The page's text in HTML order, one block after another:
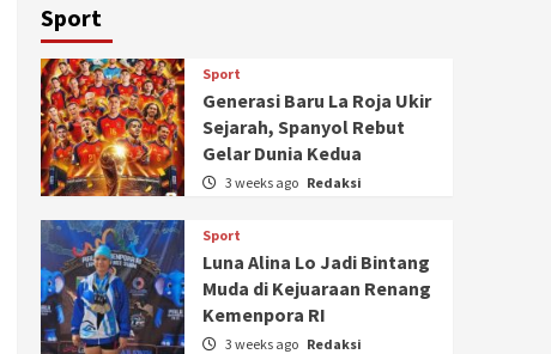
Sport
Sport
Generasi Baru La Roja Ukir
Sejarah, Spanyol Rebut
Gelar Dunia Kedua
3 weeks ago Redaksi
Sport
Luna Alina Lo Jadi Bintang
Muda di Kejuaraan Renang
Kemenpora RI
3 weeks ago Redaksi